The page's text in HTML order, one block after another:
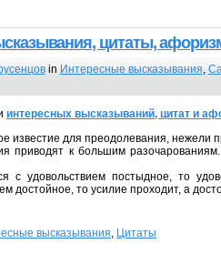
цитаты,
in Интересные высказывания,
интересных высказываний, цитат и
известие для преодолевания, нежели
приводят к большим
с удовольствием постыдное, то
достойное, то усилие проходит, а
высказывания Цитаты